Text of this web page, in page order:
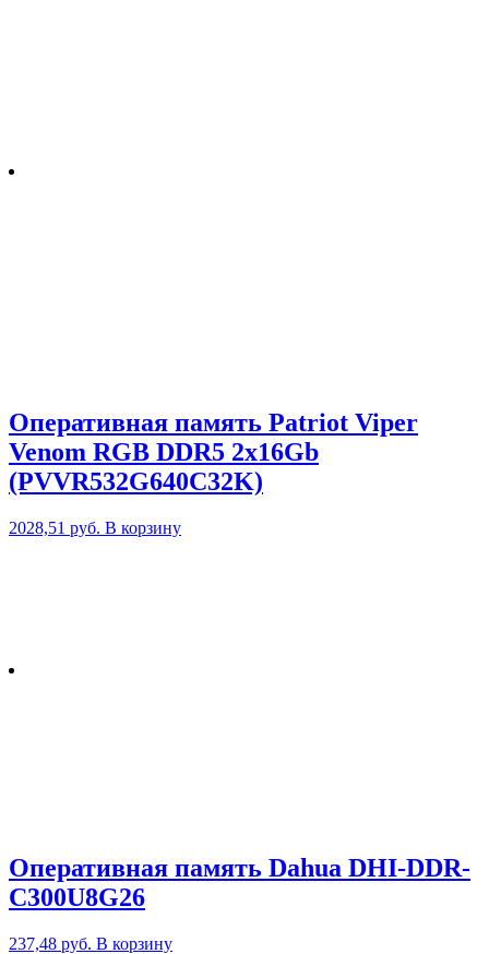
Оперативная память Patriot Viper
Venom RGB DDR5 2x16Gb
(PVVR532G640C32K)
2028,51 руб. В корзину
Оперативная память Dahua DHI-DDR-
C300U8G26
237,48 руб. В корзину